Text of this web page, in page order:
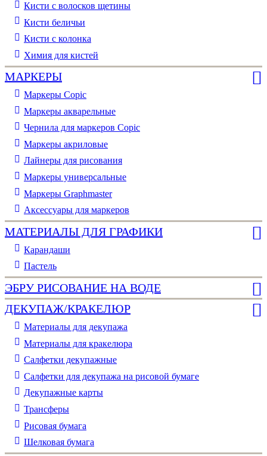
Кисти с волосков щетины
Кисти беличьи
Кисти с колонка
Химия для кистей
МАРКЕРЫ
Маркеры Copic
Маркеры акварельные
Чернила для маркеров Copic
Маркеры акриловые
Лайнеры для рисования
Маркеры универсальные
Маркеры Graphmaster
Аксессуары для маркеров
МАТЕРИАЛЫ ДЛЯ ГРАФИКИ
Карандаши
Пастель
ЭБРУ РИСОВАНИЕ НА ВОДЕ
ДЕКУПАЖ/КРАКЕЛЮР
Материалы для декупажа
Материалы для кракелюра
Cалфетки декупажные
Салфетки для декупажа на рисовой бумаге
Декупажные карты
Трансферы
Рисовая бумага
Шелковая бумага